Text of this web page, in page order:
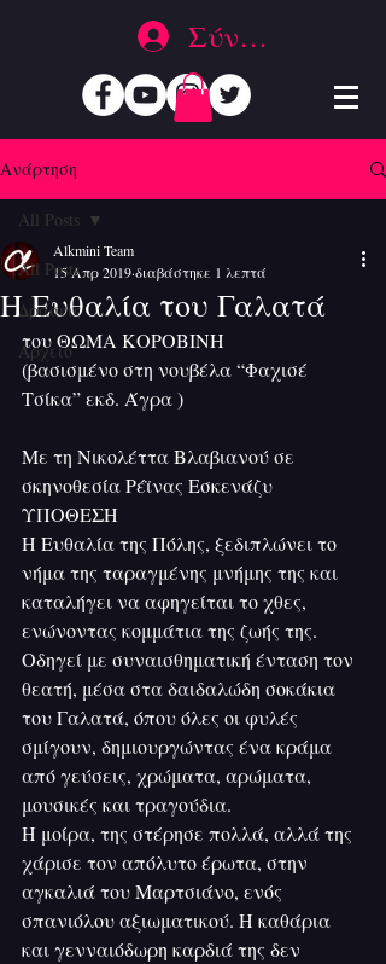
Σύνδεση
Ανάρτηση
All Posts
Δράσεις
Αρχείο
All Posts
Η Ευθαλία του Γαλατά
Alkmini Team
15 Απρ 2019διαβάστηκε 1 λεπτά
του ΘΩΜΑ ΚΟΡΟΒΙΝΗ
(βασισμένο στη νουβέλα “Φαχισέ
Τσίκα” εκδ. Άγρα )
Με τη Νικολέττα Βλαβιανού σε
σκηνοθεσία Ρέϊνας Εσκενάζυ
ΥΠΟΘΕΣΗ
Η Ευθαλία της Πόλης, ξεδιπλώνει το
νήμα της ταραγμένης μνήμης της και
καταλήγει να αφηγείται το χθες,
ενώνοντας κομμάτια της ζωής της.
Οδηγεί με συναισθηματική ένταση τον
θεατή, μέσα στα δαιδαλώδη σοκάκια
του Γαλατά, όπου όλες οι φυλές
σμίγουν, δημιουργώντας ένα κράμα
από γεύσεις, χρώματα, αρώματα,
μουσικές και τραγούδια.
Η μοίρα, της στέρησε πολλά, αλλά της
χάρισε τον απόλυτο έρωτα, στην
αγκαλιά του Μαρτσιάνο, ενός
σπανιόλου αξιωματικού. Η καθάρια
και γενναιόδωρη καρδιά της δεν